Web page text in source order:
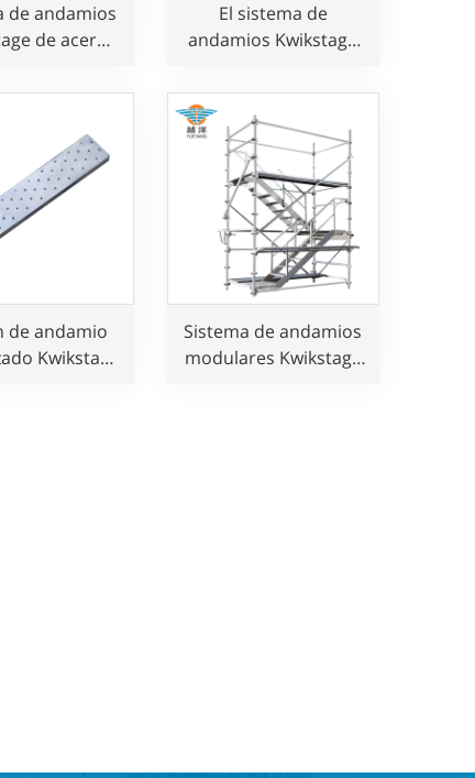
de andamios
de acero
El sistema de
andamios Kwikstage
australiana para
obras de
construcción.
de andamio
Kwikstage
Sistema de andamios
modulares Kwikstage